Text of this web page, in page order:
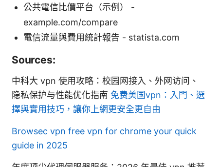
公共電信比價平台（示例） -
example.com/compare
電信流量與費用統計報告 - statista.com
Sources:
中科大 vpn 使用攻略：校园网接入、外网访问、
隐私保护与性能优化指南 免费美国vpn：入門、選
擇與實用技巧，讓你上網更安全更自由
Browsec vpn free vpn for chrome your quick
guide in 2025